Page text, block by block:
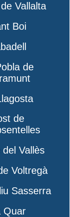
Vallalta
Boi
de
de
Vallès
Voltregà
Sasserra
Quar